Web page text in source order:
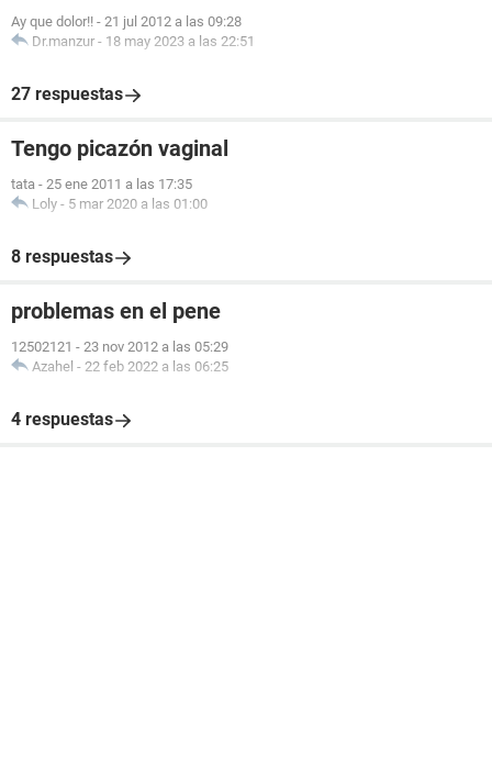
Ay que dolor!! - 21 jul 2012 a las 09:28
Dr.manzur - 18 may 2023 a las 22:51
27 respuestas
Tengo picazón vaginal
tata - 25 ene 2011 a las 17:35
Loly - 5 mar 2020 a las 01:00
8 respuestas
problemas en el pene
12502121 - 23 nov 2012 a las 05:29
Azahel - 22 feb 2022 a las 06:25
4 respuestas